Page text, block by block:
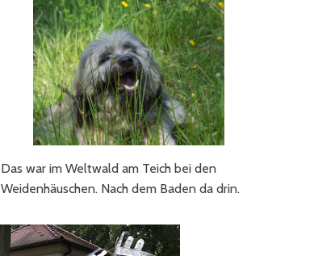
Das war im Weltwald am Teich bei den
Weidenhäuschen. Nach dem Baden da drin.